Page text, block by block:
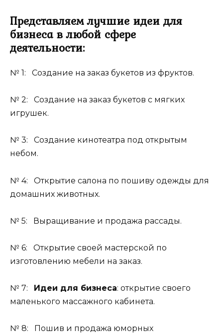
Представляем лучшие идеи для
бизнеса в любой сфере
деятельности:
№ 1: Создание на заказ букетов из фруктов.
№ 2: Создание на заказ букетов с мягких
игрушек.
№ 3: Создание кинотеатра под открытым
небом.
№ 4: Открытие салона по пошиву одежды для
домашних животных.
№ 5: Выращивание и продажа рассады.
№ 6: Открытие своей мастерской по
изготовлению мебели на заказ.
№ 7: Идеи для бизнеса: открытие своего
маленького массажного кабинета.
№ 8: Пошив и продажа юморных